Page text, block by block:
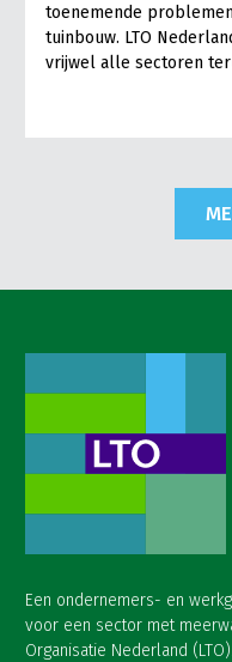
toenemende
tuinbouw. LTO
vrijwel alle sectoren
Een ondernemers- en
voor een sector met
Organisatie Nederland (LTO).